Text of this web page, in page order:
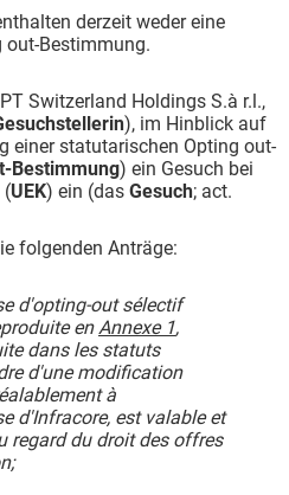
derzeit weder eine
out-Bestimmung.
Switzerland Holdings S.à r.l.,
), im Hinblick auf
einer statutarischen Opting out-
Bestimmung) ein Gesuch bei
(UEK) ein (das Gesuch; act.
folgenden Anträge:
d'opting-out sélectif
enAnnexe 1,
dans les statuts
d'une modification
à
d'Infracore, est valable et
regard du droit des offres